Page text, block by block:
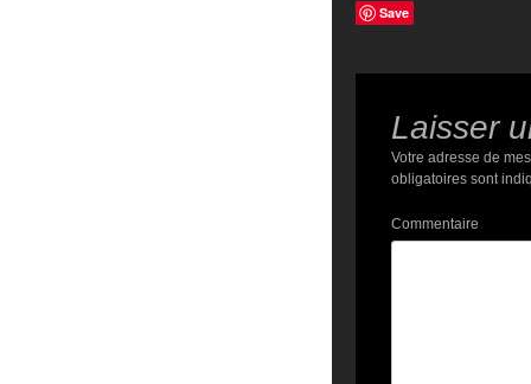
Save
Laisser
Votre adresse de
obligatoires sont
Commentaire